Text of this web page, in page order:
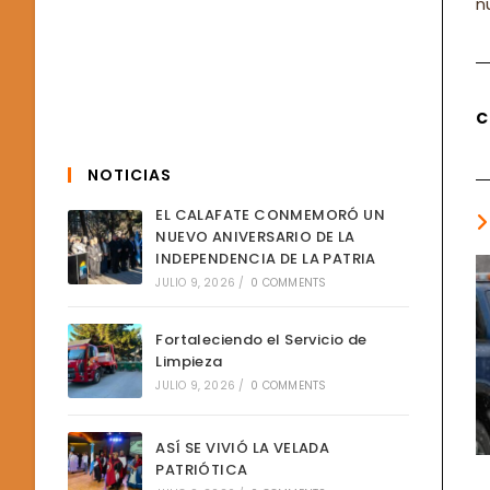
NOTICIAS
EL CALAFATE CONMEMORÓ UN
NUEVO ANIVERSARIO DE LA
INDEPENDENCIA DE LA PATRIA
JULIO 9, 2026 / 0 COMMENTS
Fortaleciendo el Servicio de
Limpieza
JULIO 9, 2026 / 0 COMMENTS
ASÍ SE VIVIÓ LA VELADA
PATRIÓTICA